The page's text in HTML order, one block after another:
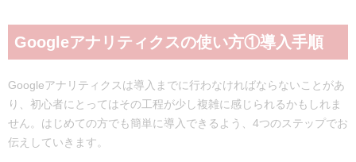
Googleアナリティクスの使い方①導入手順
Googleアナリティクスは導入までに行わなければならないことがあ
り、初心者にとってはその工程が少し複雑に感じられるかもしれま
せん。はじめての方でも簡単に導入できるよう、4つのステップでお
伝えしていきます。